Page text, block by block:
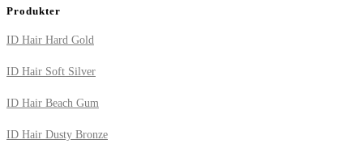
Produkter
ID Hair Hard Gold
ID Hair Soft Silver
ID Hair Beach Gum
ID Hair Dusty Bronze